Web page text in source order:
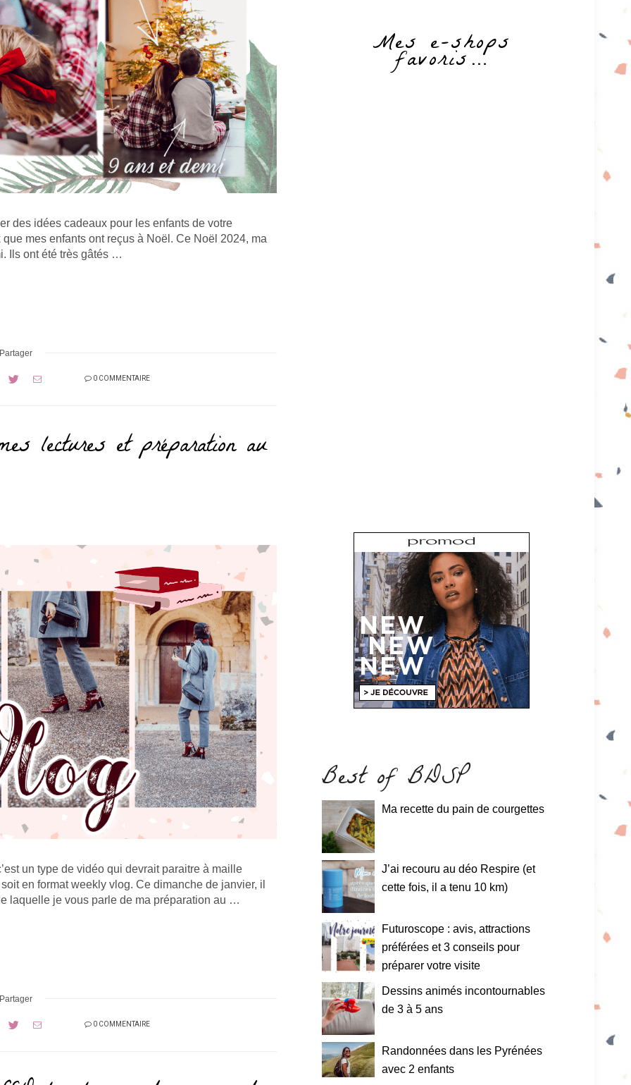
des idées cadeaux pour les enfants de votre
mes enfants ont reçus à Noël. Ce Noël 2024, ma
Ils ont été très gâtés …
Partager
0 COMMENTAIRE
lectures et préparation au
un type de vidéo qui devrait paraitre à maille
en format weekly vlog. Ce dimanche de janvier, il
laquelle je vous parle de ma préparation au …
Partager
0 COMMENTAIRE
Mes e-shops
favoris…
Best of BDSP
Ma recette du pain de courgettes
J’ai recouru au déo Respire (et
cette fois, il a tenu 10 km)
Futuroscope : avis, attractions
préférées et 3 conseils pour
préparer votre visite
Dessins animés incontournables
de 3 à 5 ans
Randonnées dans les Pyrénées
avec 2 enfants